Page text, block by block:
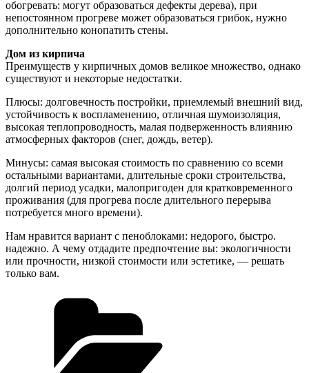
обогревать: могут образоваться дефекты дерева), при
непостоянном прогреве может образоваться грибок, нужно
дополнительно конопатить стены.
Дом из кирпича
Преимуществ у кирпичных домов великое множество, однако
существуют и некоторые недостатки.
Плюсы: долговечность постройки, приемлемый внешний вид,
устойчивость к воспламенению, отличная шумоизоляция,
высокая теплопроводность, малая подверженность влиянию
атмосферных факторов (снег, дождь, ветер).
Минусы: самая высокая стоимость по сравнению со всеми
остальными вариантами, длительные сроки строительства,
долгий период усадки, малопригоден для кратковременного
проживания (для прогрева после длительного перерыва
потребуется много времени).
Нам нравится вариант с пеноблоками: недорого, быстро.
надежно. А чему отдадите предпочтение вы: экологичности
или прочности, низкой стоимости или эстетике, — решать
только вам.